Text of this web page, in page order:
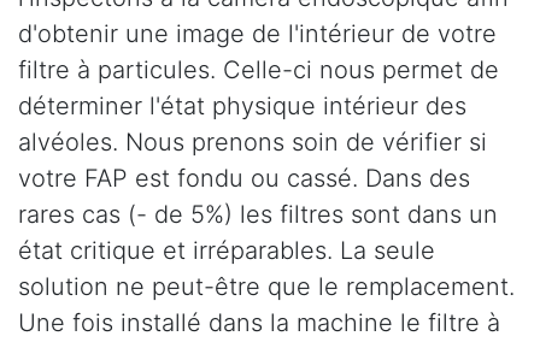
d'obtenir une image de l'intérieur de votre
filtre à particules. Celle-ci nous permet de
déterminer l'état physique intérieur des
alvéoles. Nous prenons soin de vérifier si
votre FAP est fondu ou cassé. Dans des
rares cas (- de 5%) les filtres sont dans un
état critique et irréparables. La seule
solution ne peut-être que le remplacement.
Une fois installé dans la machine le filtre à